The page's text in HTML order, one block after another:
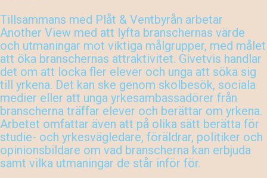
Tillsammans med Plåt & Ventbyrån arbetar
Another View med att lyfta branschernas värde
och utmaningar mot viktiga målgrupper, med målet
att öka branschernas attraktivitet. Givetvis handlar
det om att locka fler elever och unga att söka sig
till yrkena. Det kan ske genom skolbesök, sociala
medier eller att unga yrkesambassadörer från
branscherna träffar elever och berättar om yrkena.
Arbetet omfattar även att på olika sätt berätta för
studie- och yrkesvägledare, föräldrar, politiker och
opinionsbildare om vad branscherna kan erbjuda
samt vilka utmaningar de står inför för.